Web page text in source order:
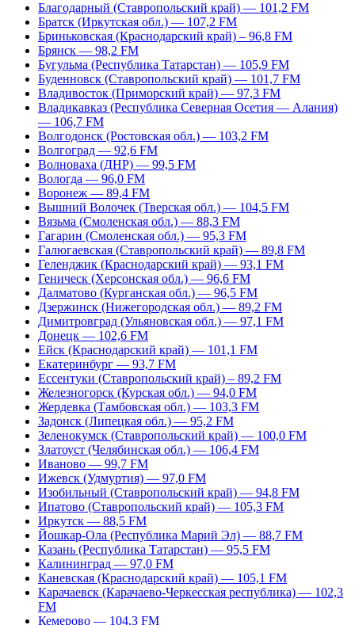
Благодарный (Ставропольский край) — 101,2 FM
Братск (Иркутская обл.) — 107,2 FM
Бриньковская (Краснодарский край) – 96,8 FM
Брянск — 98,2 FM
Бугульма (Республика Татарстан) — 105,9 FM
Буденновск (Ставропольский край) — 101,7 FM
Владивосток (Приморский край) — 97,3 FM
Владикавказ (Республика Северная Осетия — Алания)
— 106,7 FM
Волгодонск (Ростовская обл.) — 103,2 FM
Волгоград — 92,6 FM
Волноваха (ДНР) — 99,5 FM
Вологда — 96,0 FM
Воронеж — 89,4 FM
Вышний Волочек (Тверская обл.) — 104,5 FM
Вязьма (Смоленская обл.) — 88,3 FM
Гагарин (Смоленская обл.) — 95,3 FM
Галюгаевская (Ставропольский край) — 89,8 FM
Геленджик (Краснодарский край) — 93,1 FM
Геническ (Херсонская обл.) — 96,6 FM
Далматово (Курганская обл.) — 96,5 FM
Дзержинск (Нижегородская обл.) — 89,2 FM
Димитровград (Ульяновская обл.) — 97,1 FM
Донецк — 102,6 FM
Ейск (Краснодарский край) — 101,1 FM
Екатеринбург — 93,7 FM
Ессентуки (Ставропольский край) – 89,2 FM
Железногорск (Курская обл.) — 94,0 FM
Жердевка (Тамбовская обл.) — 103,3 FM
Задонск (Липецкая обл.) — 95,2 FM
Зеленокумск (Ставропольский край) — 100,0 FM
Златоуст (Челябинская обл.) — 106,4 FM
Иваново — 99,7 FM
Ижевск (Удмуртия) — 97,0 FM
Изобильный (Ставропольский край) — 94,8 FM
Ипатово (Ставропольский край) — 105,3 FM
Иркутск — 88,5 FM
Йошкар-Ола (Республика Марий Эл) — 88,7 FM
Казань (Республика Татарстан) — 95,5 FM
Калининград — 97,0 FM
Каневская (Краснодарский край) — 105,1 FM
Карачаевск (Карачаево-Черкесская республика) — 102,3
FM
Кемерово — 104,3 FM